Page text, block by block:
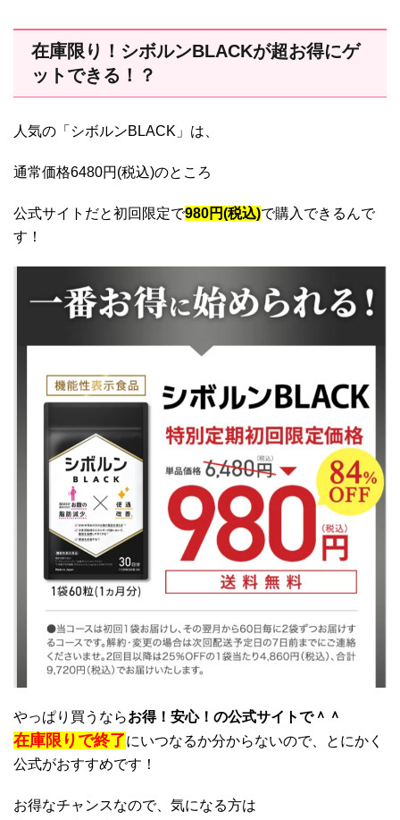
在庫限り！シボルンBLACKが超お得にゲ
ットできる！？
人気の「シボルンBLACK」は、
通常価格6480円(税込)のところ
公式サイトだと初回限定で980円(税込)で購入できるんで
す！
やっぱり買うならお得！安心！の公式サイトで＾＾
在庫限りで終了にいつなるか分からないので、とにかく
公式がおすすめです！
お得なチャンスなので、気になる方は